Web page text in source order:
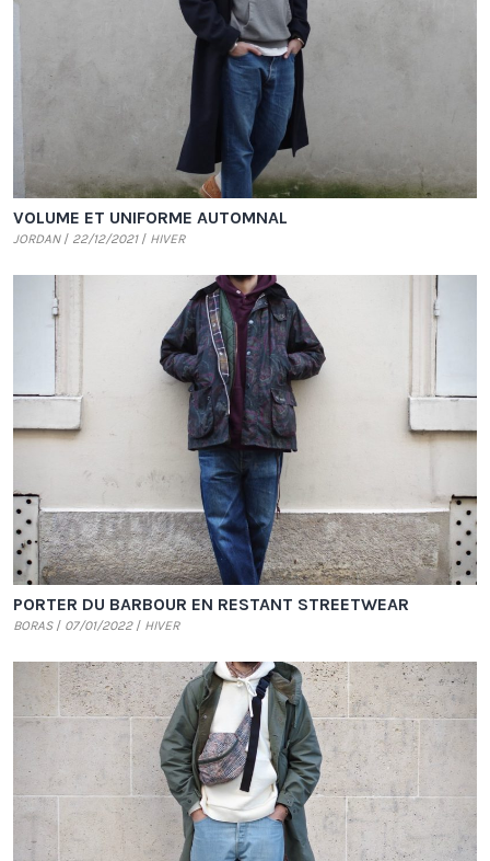
VOLUME ET UNIFORME AUTOMNAL
JORDAN 22/12/2021 HIVER
PORTER DU BARBOUR EN RESTANT STREETWEAR
BORAS 07/01/2022 HIVER